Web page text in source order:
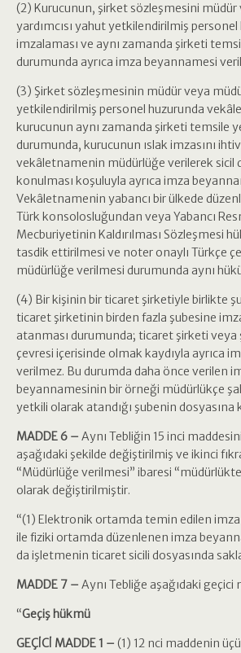
(2) Kurucunun, şirket sözleşmesini müdür
yardımcısı yahut yetkilendirilmiş
imzalaması ve aynı zamanda şirketi
durumunda ayrıca imza beyannamesi
(3) Şirket sözleşmesinin müdür veya
yetkilendirilmiş personel huzurunda
kurucunun aynı zamanda şirketi temsile
durumunda, kurucunun ıslak imzasını
vekâletnamenin müdürlüğe verilerek sicil
konulması koşuluyla ayrıca imza
Vekâletnamenin yabancı bir ülkede
Türk konsolosluğundan veya Yabancı
Mecburiyetinin Kaldırılması Sözleşmesi
tasdik ettirilmesi ve noter onaylı Türkçe
müdürlüğe verilmesi durumunda aynı
(4) Bir kişinin bir ticaret şirketiyle birlikte
ticaret şirketinin birden fazla şubesine
atanması durumunda; ticaret şirketi veya
çevresi içerisinde olmak kaydıyla ayrıca
verilmez. Bu durumda daha önce verilen
beyannamesinin bir örneği müdürlükçe
yetkili olarak atandığı şubenin dosyasına
MADDE 6 – Aynı Tebliğin 15 inci
aşağıdaki şekilde değiştirilmiş ve ikinci
“Müdürlüğe verilmesi” ibaresi
olarak değiştirilmiştir.
“(1) Elektronik ortamda temin edilen
ile fiziki ortamda düzenlenen imza
da işletmenin ticaret sicili dosyasında
MADDE 7 – Aynı Tebliğe aşağıdaki
“Geçiş hükmü
GEÇİCİ MADDE 1 – (1) 12 nci maddenin